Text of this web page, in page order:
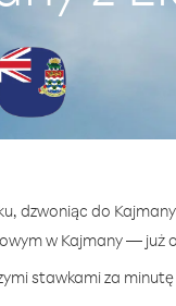
dzwoniąc do
w Kajmany — już
stawkami za minutę